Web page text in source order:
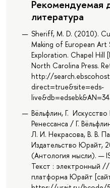
Рекомендуемая
литература
Sheriff, M. D. (2010).
Making of European
Exploration. Chapel Hill
North Carolina Press.
http://
direct=true&site=eds-
Вёльфлин, Г.
Ренессанса / Г.
Л. И. Некрасова, В. В.
Издательство Юрайт,
(Антология мысли). —
Текст : электронный
платформа Юрайт